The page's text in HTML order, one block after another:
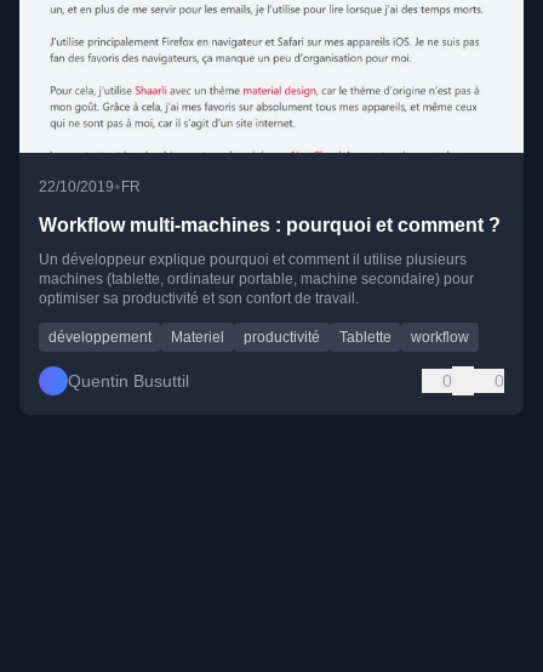
22/10/2019• FR
Workflow multi-machines : pourquoi et comment ?
Un développeur explique pourquoi et comment il utilise plusieurs
machines (tablette, ordinateur portable, machine secondaire) pour
optimiser sa productivité et son confort de travail.
développement Materiel productivité Tablette workflow
Quentin Busuttil 0 0